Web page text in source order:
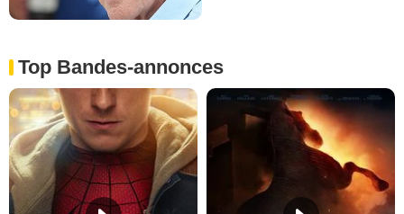
Top Bandes-annonces